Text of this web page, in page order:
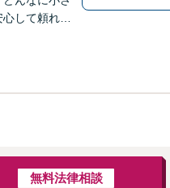
して頼れる
無料法律相談